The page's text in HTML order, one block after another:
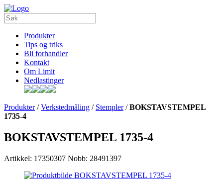
Produkter
Tips og triks
Bli forhandler
Kontakt
Om Limit
Nedlastinger
Produkter/Verkstedmåling / Stempler/BOKSTAVSTEMPEL
1735-4
BOKSTAVSTEMPEL 1735-4
Artikkel: 17350307 Nobb: 28491397